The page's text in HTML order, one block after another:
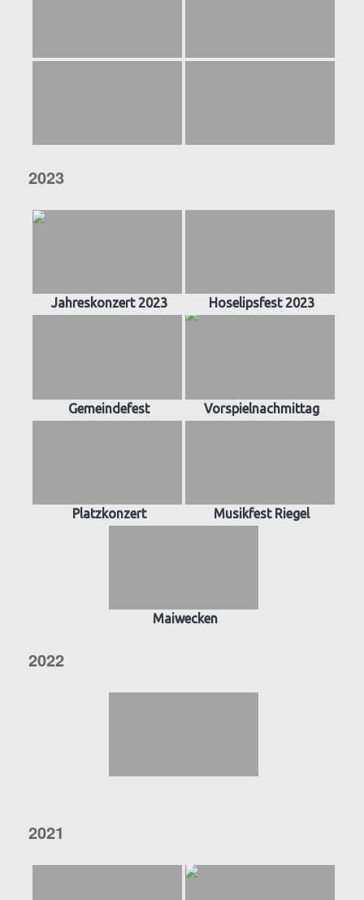
2023
Jahreskonzert 2023 Hoselipsfest 2023
Gemeindefest Vorspielnachmittag
Platzkonzert Musikfest Riegel
Maiwecken
2022
2021